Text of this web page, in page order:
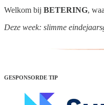
Welkom bij BETERING,
Deze week: slimme
GESPONSORDE TIP